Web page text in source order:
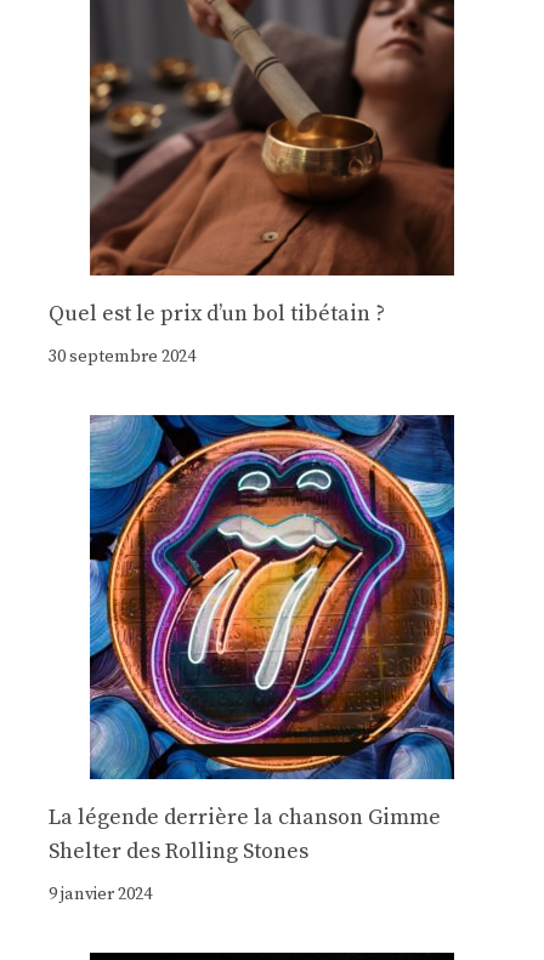
Quel est le prix d’un bol tibétain ?
30 septembre 2024
La légende derrière la chanson Gimme
Shelter des Rolling Stones
9 janvier 2024